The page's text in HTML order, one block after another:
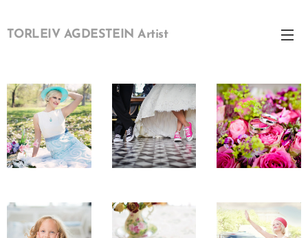
TORLEIV AGDESTEIN Artist